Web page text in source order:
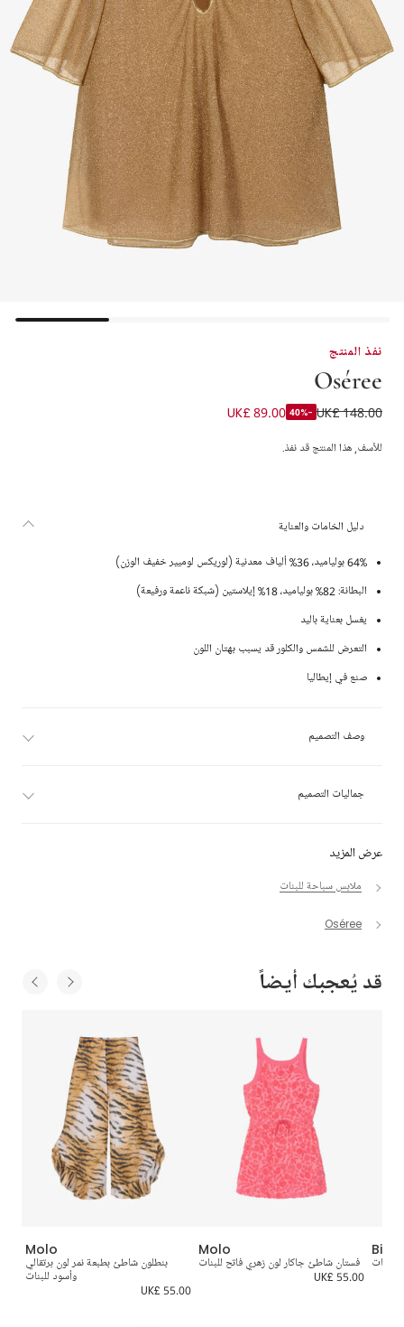
نفذ المنتج
Oséree
فستان قفطان لوميير لون ذهبي للبنات
UK£ 148.00
-40%
UK£ 89.00
للأسف, هذا المنتج قد نفذ.
عرض المزيد
ملابس سباحة للبنات
Oséree
دليل الخامات والعناية
64% بولياميد، 36% ألياف معدنية (لوريكس لوميير خفيف الوزن)
البطانة: 82% بولياميد، 18% إيلاستين (شبكة ناعمة ورفيعة)
يغسل بعناية باليد
التعرض للشمس والكلور قد يسبب بهتان اللون
صنع في إيطاليا
وصف التصميم
جماليات التصميم
قد يُعجبك أيضاً
Molo
بنطلون شاطئ بطبعة نمر لون برتقالي
وأسود للبنات
UK£ 55.00
Molo
فستان شاطئ جاكار لون زهري فاتح للبنات
UK£ 55.00